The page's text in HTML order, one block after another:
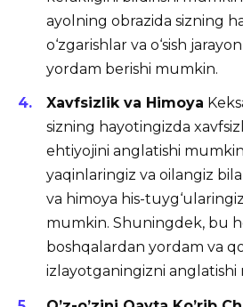
ayolning obrazida sizning
o‘zgarishlar va o‘sish
yordam berishi mumkin.
Xavfsizlik va Himoya
sizning hayotingizda
ehtiyojini anglatishi
yaqinlaringiz va oilangiz
va himoya his-
mumkin. Shuningdek, bu
boshqalardan yordam va
izlayotganingizni anglatishi